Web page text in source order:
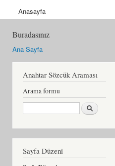
Anasayfa
Buradasınız
Ana Sayfa
Anahtar Sözcük Araması
Arama formu
Ara
Sayfa Düzeni